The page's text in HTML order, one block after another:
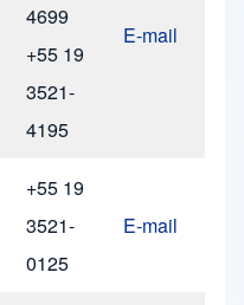
4699
+55 19
3521-
4195
E-mail
+55 19
3521-
0125
E-mail